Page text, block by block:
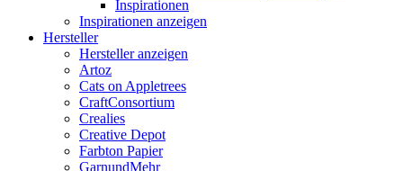
Inspirationen
Inspirationen anzeigen
Hersteller
Hersteller anzeigen
Artoz
Cats on Appletrees
CraftConsortium
Crealies
Creative Depot
Farbton Papier
GarnundMehr